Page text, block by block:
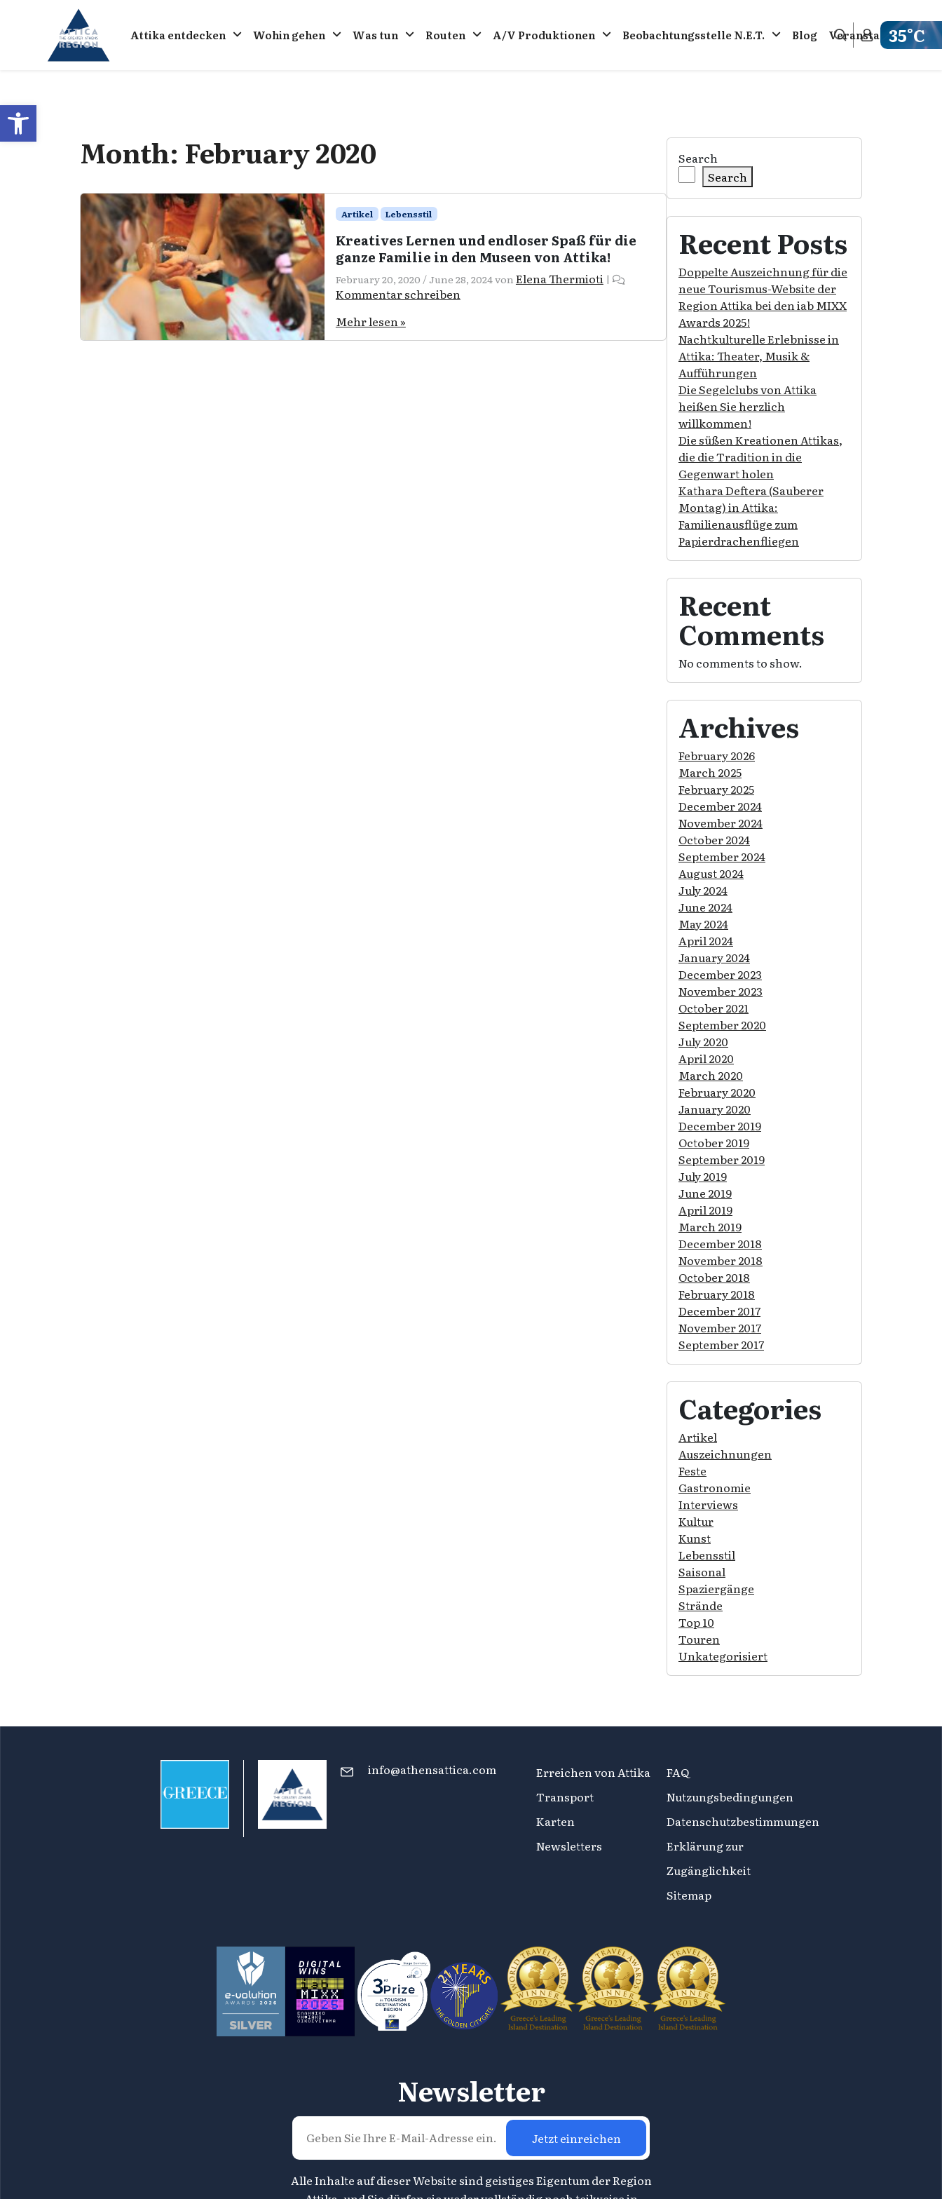
Open toolbar
Go to home
Attika entdecken Wohin gehen Was tun Routen A/V Produktionen Beobachtungsstelle N.E.T. Blog Veranstaltungen
35°C
Get
Month: February 2020
Artikel Lebensstil
Kreatives Lernen und endloser Spaß für die
ganze Familie in den Museen von Attika!
February 20, 2020 /June 28, 2024von Elena Thermioti |
Kommentar schreiben
Mehr lesen »
Search
Search
Recent Posts
Doppelte Auszeichnung für die
neue Tourismus-Website der
Region Attika bei den iab MIXX
Awards 2025!
Nachtkulturelle Erlebnisse in
Attika: Theater, Musik &
Aufführungen
Die Segelclubs von Attika
heißen Sie herzlich
willkommen!
Die süßen Kreationen Attikas,
die die Tradition in die
Gegenwart holen
Kathara Deftera (Sauberer
Montag) in Attika:
Familienausflüge zum
Papierdrachenfliegen
Recent
Comments
No comments to show.
Archives
February 2026
March 2025
February 2025
December 2024
November 2024
October 2024
September 2024
August 2024
July 2024
June 2024
May 2024
April 2024
January 2024
December 2023
November 2023
October 2021
September 2020
July 2020
April 2020
March 2020
February 2020
January 2020
December 2019
October 2019
September 2019
July 2019
June 2019
April 2019
March 2019
December 2018
November 2018
October 2018
February 2018
December 2017
November 2017
September 2017
Categories
Artikel
Auszeichnungen
Feste
Gastronomie
Interviews
Kultur
Kunst
Lebensstil
Saisonal
Spaziergänge
Strände
Top 10
Touren
Unkategorisiert
info@athensattica.com
Erreichen von Attika
Transport
Karten
Newsletters
FAQ
Nutzungsbedingungen
Datenschutzbestimmungen
Erklärung zur
Zugänglichkeit
Sitemap
Newsletter
Jetzt einreichen
Alle Inhalte auf dieser Website sind geistiges Eigentum der Region